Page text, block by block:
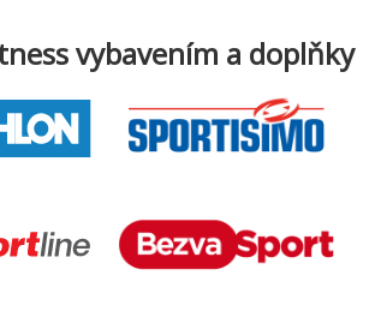
vybavením a doplňky